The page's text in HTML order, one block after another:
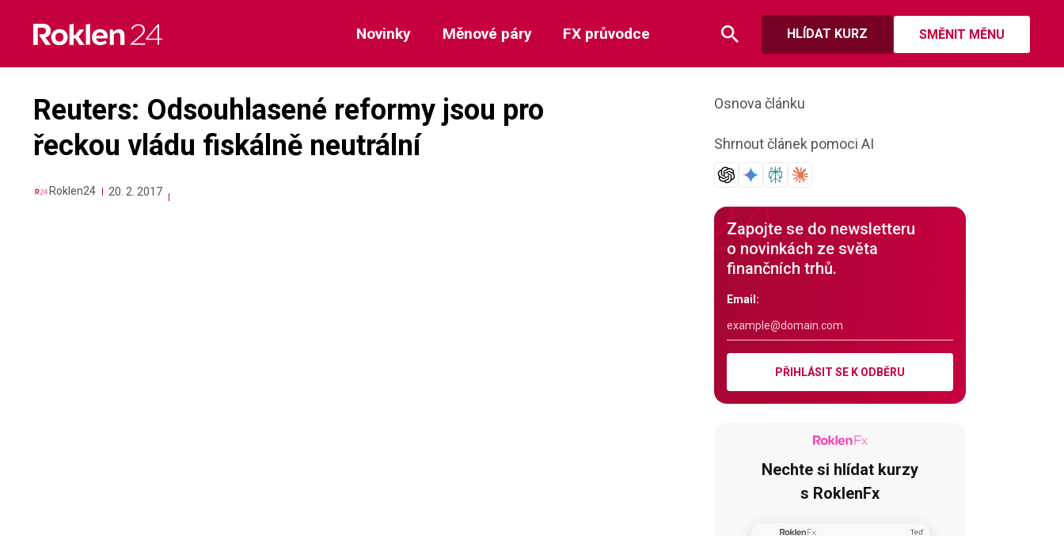
content
HLÍDAT KURZ SMĚNIT MĚNU
Novinky Měnové páry FX průvodce
Reuters: Odsouhlasené reformy jsou pro
řeckou vládu fiskálně neutrální
Roklen24 20. 2. 2017
Osnova článku
Shrnout článek pomoci AI
Zapojte se do newsletteru
o novinkách ze světa
finančních trhů.
Email:
PŘIHLÁSIT SE K ODBĚRU
Nechte si hlídat kurzy
s RoklenFx